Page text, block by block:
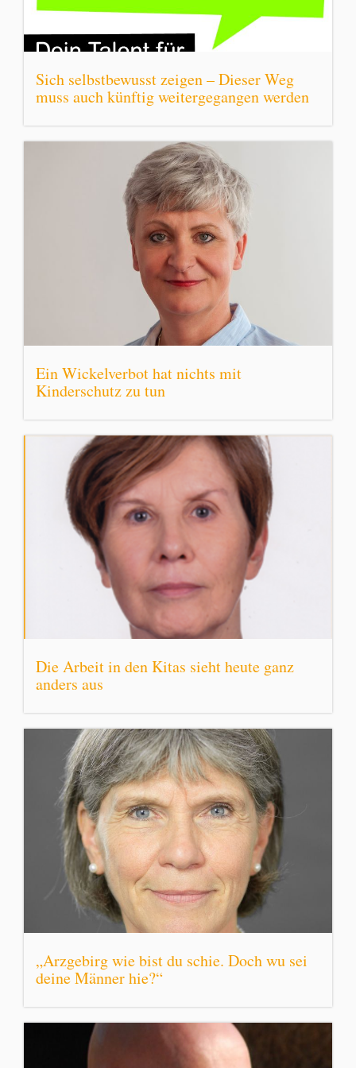
Sich selbstbewusst zeigen – Dieser Weg
muss auch künftig weitergegangen werden
Ein Wickelverbot hat nichts mit
Kinderschutz zu tun
Die Arbeit in den Kitas sieht heute ganz
anders aus
„Arzgebirg wie bist du schie. Doch wu sei
deine Männer hie?“